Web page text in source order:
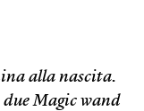
alla nascita.
Magic wand